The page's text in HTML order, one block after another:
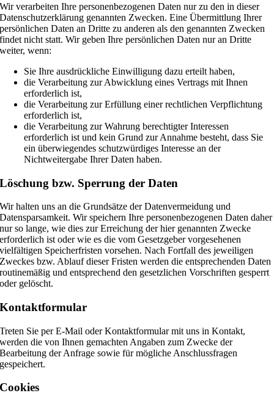
Wir verarbeiten Ihre personenbezogenen Daten nur zu den in dieser
Datenschutzerklärung genannten Zwecken. Eine Übermittlung Ihrer
persönlichen Daten an Dritte zu anderen als den genannten Zwecken
findet nicht statt. Wir geben Ihre persönlichen Daten nur an Dritte
weiter, wenn:
Sie Ihre ausdrückliche Einwilligung dazu erteilt haben,
die Verarbeitung zur Abwicklung eines Vertrags mit Ihnen
erforderlich ist,
die Verarbeitung zur Erfüllung einer rechtlichen Verpflichtung
erforderlich ist,
die Verarbeitung zur Wahrung berechtigter Interessen
erforderlich ist und kein Grund zur Annahme besteht, dass Sie
ein überwiegendes schutzwürdiges Interesse an der
Nichtweitergabe Ihrer Daten haben.
Löschung bzw. Sperrung der Daten
Wir halten uns an die Grundsätze der Datenvermeidung und
Datensparsamkeit. Wir speichern Ihre personenbezogenen Daten daher
nur so lange, wie dies zur Erreichung der hier genannten Zwecke
erforderlich ist oder wie es die vom Gesetzgeber vorgesehenen
vielfältigen Speicherfristen vorsehen. Nach Fortfall des jeweiligen
Zweckes bzw. Ablauf dieser Fristen werden die entsprechenden Daten
routinemäßig und entsprechend den gesetzlichen Vorschriften gesperrt
oder gelöscht.
Kontaktformular
Treten Sie per E-Mail oder Kontaktformular mit uns in Kontakt,
werden die von Ihnen gemachten Angaben zum Zwecke der
Bearbeitung der Anfrage sowie für mögliche Anschlussfragen
gespeichert.
Cookies